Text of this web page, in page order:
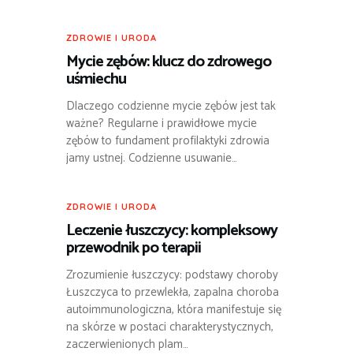
ZDROWIE I URODA
Mycie zębów: klucz do zdrowego
uśmiechu
Dlaczego codzienne mycie zębów jest tak
ważne? Regularne i prawidłowe mycie
zębów to fundament profilaktyki zdrowia
jamy ustnej. Codzienne usuwanie…
ZDROWIE I URODA
Leczenie łuszczycy: kompleksowy
przewodnik po terapii
Zrozumienie łuszczycy: podstawy choroby
Łuszczyca to przewlekła, zapalna choroba
autoimmunologiczna, która manifestuje się
na skórze w postaci charakterystycznych,
zaczerwienionych plam…